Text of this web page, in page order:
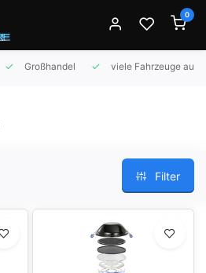
0
Großhandel viele Fahrzeuge auf
Filter